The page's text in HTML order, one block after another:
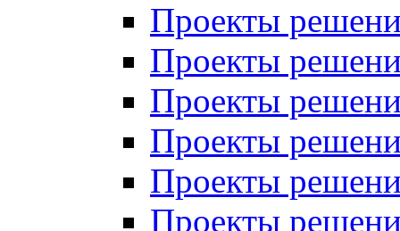
Проекты
Проекты
Проекты
Проекты
Проекты
Проекты